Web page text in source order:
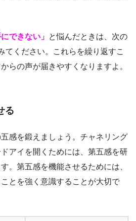
できない」 と悩んだときは、次の
てください。これらを繰り返すこ
らの声が届きやすくなりますよ。
る
感を鍛えましょう。チャネリング
アイを開くためには、第五感を研
。第五感を機能させるためには、
とを強く意識することが大切で